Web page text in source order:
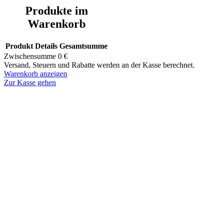
Produkte im
Warenkorb
Produkt Details Gesamtsumme
Zwischensumme 0 €
Versand, Steuern und Rabatte werden an der Kasse berechnet.
Warenkorb anzeigen
Zur Kasse gehen